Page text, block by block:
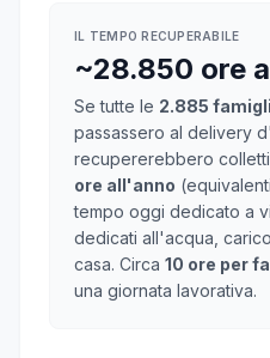
IL TEMPO RECUPERABILE
~28.850 ore
Se tutte le 2.885
passassero al delivery
recupererebbero
ore all'anno
tempo oggi dedicato a
dedicati all'acqua,
casa. Circa 10 ore per
una giornata lavorativa.